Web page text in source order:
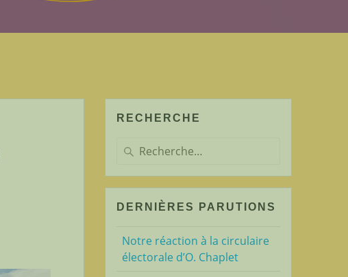
RECHERCHE
Recherche
:
DERNIÈRES PARUTIONS
Notre réaction à la circulaire
électorale d’O. Chaplet